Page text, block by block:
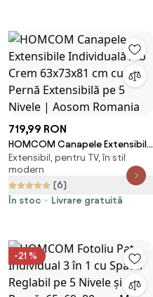
719,99 RON
HOMCOM Canapele Extensibile
Individuală Alb Crem 63x73x81
cm cu Pernă Extensibilă pe 5
Nivele | Aosom Romania
Extensibil, pentru TV, în stil
modern
(6)
În stoc
Livrare gratuită
-21 %